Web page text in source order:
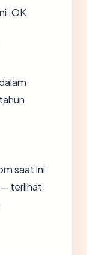
OK.
saat ini
— terlihat